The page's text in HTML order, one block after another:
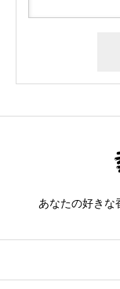
あなたの好きな